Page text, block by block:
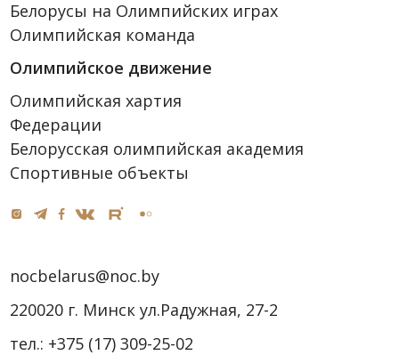
Белорусы на Олимпийских играх
Олимпийская команда
Олимпийское движение
Олимпийская хартия
Федерации
Белорусская олимпийская академия
Спортивные объекты
nocbelarus@noc.by
220020 г. Минск ул.Радужная, 27-2
тел.: +375 (17) 309-25-02